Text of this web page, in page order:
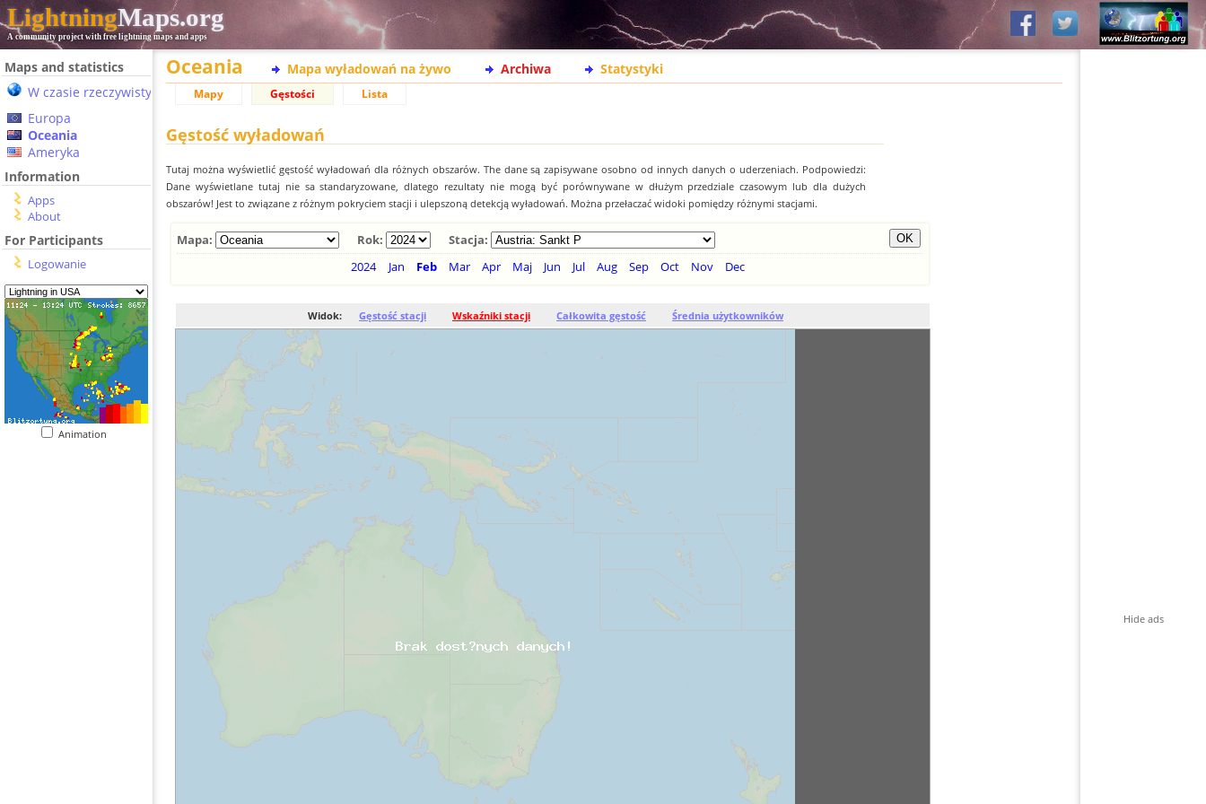
LightningMaps.org
A community project with free lightning maps and apps
Maps and statistics
W czasie rzeczywistym
Europa
Oceania
Ameryka
Information
Apps
About
For Participants
Logowanie
Animation
Oceania Mapa wyładowań na żywo Archiwa Statystyki
Mapy Gęstości Lista
Gęstość wyładowań
Tutaj można wyświetlić gęstość wyładowań dla różnych obszarów. The dane są zapisywane osobno od innych danych o uderzeniach. Podpowiedzi:
Dane wyświetlane tutaj nie sa standaryzowane, dlatego rezultaty nie mogą być porównywane w dłużym przedziale czasowym lub dla dużych
obszarów! Jest to związane z różnym pokryciem stacji i ulepszoną detekcją wyładowań. Można przełaczać widoki pomiędzy różnymi stacjami.
Mapa: Rok:
Stacja:
2024
Jan Feb Mar Apr Maj Jun Jul Aug Sep Oct Nov Dec
Widok: Gęstość stacji Wskaźniki stacji Całkowita gęstość Średnia użytkowników
Hide ads